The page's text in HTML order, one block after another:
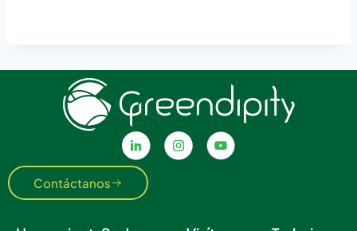
Contáctanos